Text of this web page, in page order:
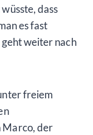
dass
es fast
weiter nach
freiem
Marco, der